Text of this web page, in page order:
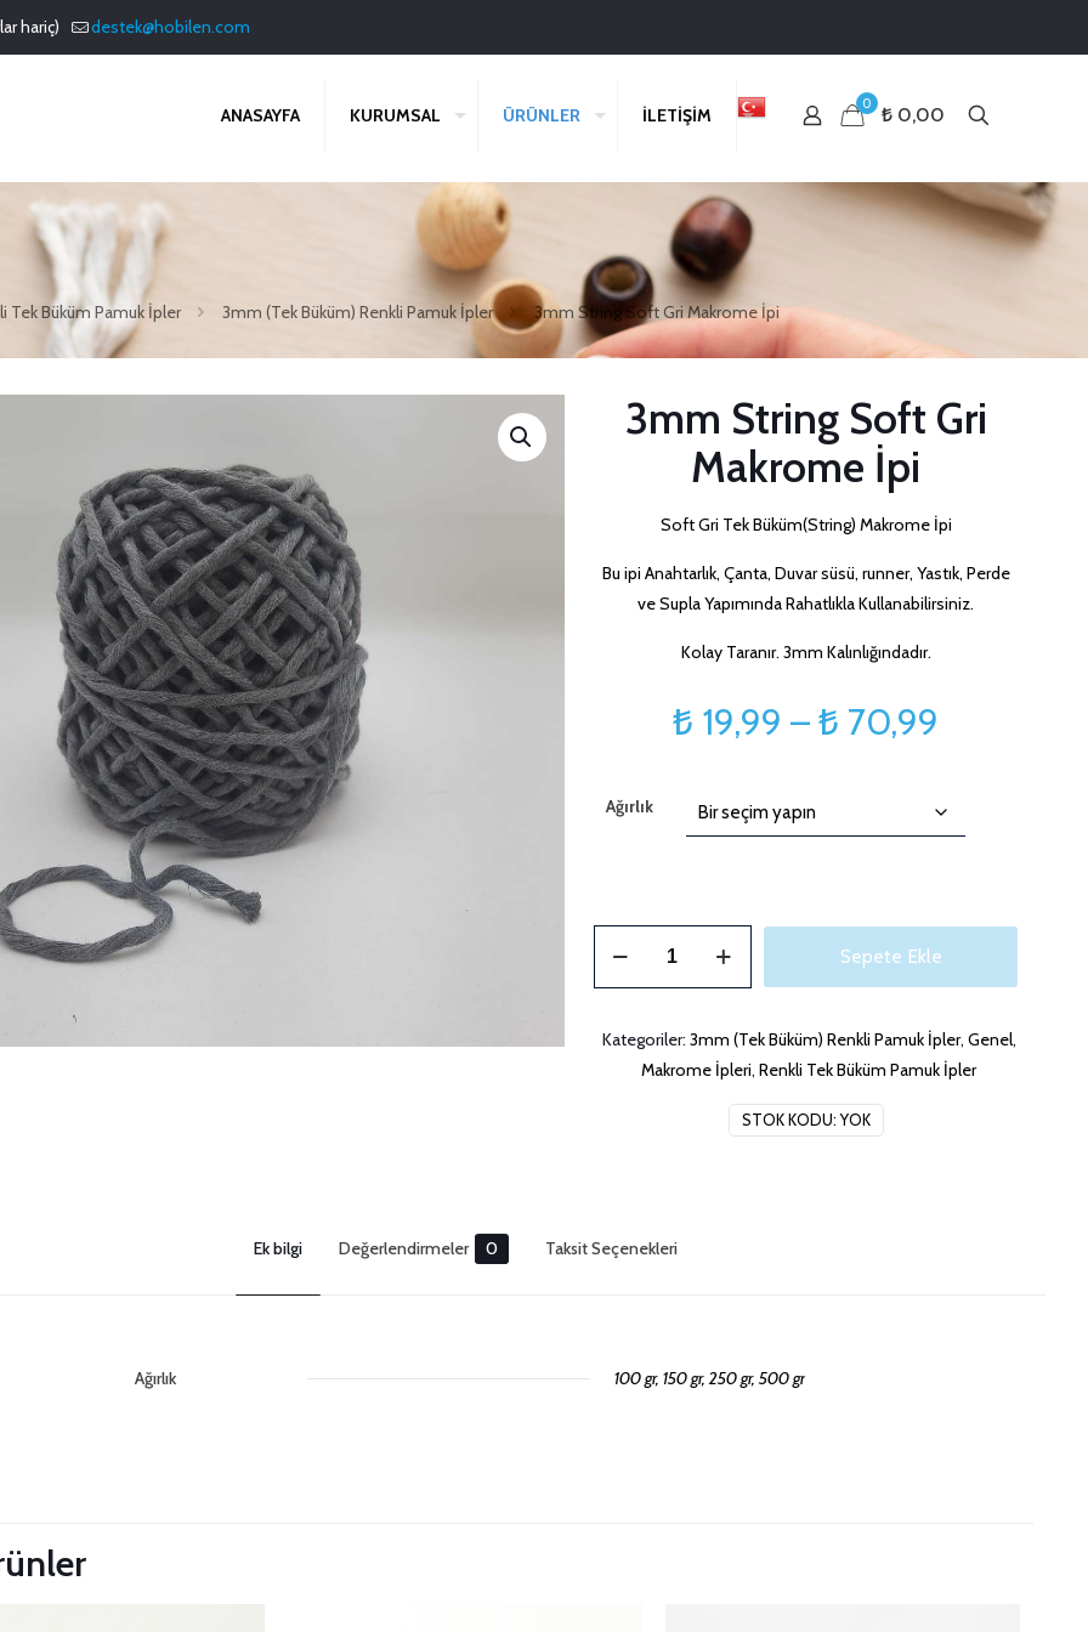
hariç) destek@hobilen.com
ANASAYFA KURUMSAL ÜRÜNLER İLETİŞİM
0 ₺ 0,00
Tek Büküm Pamuk İpler 3mm (Tek Büküm) Renkli Pamuk İpler 3mm String Soft Gri Makrome İpi
3mm String Soft Gri
Makrome İpi
Soft Gri Tek Büküm(String) Makrome İpi
Bu ipi Anahtarlık, Çanta, Duvar süsü, runner, Yastık, Perde
ve Supla Yapımında Rahatlıkla Kullanabilirsiniz.
Kolay Taranır. 3mm Kalınlığındadır.
₺ 19,99 –₺ 70,99
-
Ağırlık
Gri
Makrome
Sepete Ekle
STOK KODU:YOK
Kategoriler: 3mm (Tek Büküm) Renkli Pamuk İpler, Genel,
Makrome İpleri,Renkli Tek Büküm Pamuk İpler
Ek bilgi Değerlendirmeler 0 Taksit Seçenekleri
Ağırlık 100 gr, 150 gr, 250 gr, 500 gr